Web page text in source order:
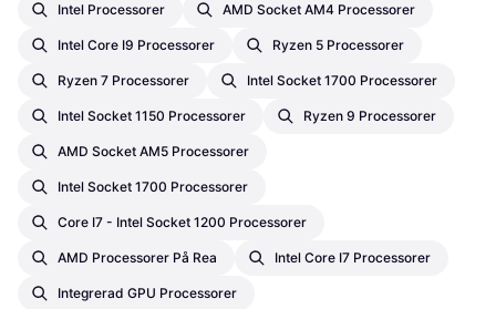
Intel Processorer AMD Socket AM4 Processorer
Intel Core I9 Processorer Ryzen 5 Processorer
Ryzen 7 Processorer Intel Socket 1700 Processorer
Intel Socket 1150 Processorer Ryzen 9 Processorer
AMD Socket AM5 Processorer
Intel Socket 1700 Processorer
Core I7 - Intel Socket 1200 Processorer
AMD Processorer På Rea Intel Core I7 Processorer
Integrerad GPU Processorer